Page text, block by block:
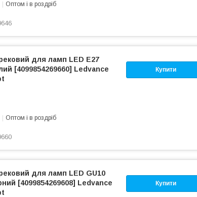
Оптом і в роздріб
Купити
для ламп LED E27
[4099854269660] Ledvance
Оптом і в роздріб
Купити
для ламп LED GU10
[4099854269608] Ledvance